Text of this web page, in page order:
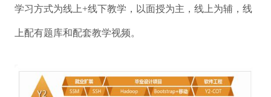
学习方式为线上+线下教学，以面授为主，线上为辅，线
上配有题库和配套教学视频。